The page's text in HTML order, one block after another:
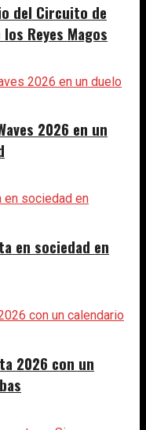
del Circuito de
Reyes Magos
2026 en un
en sociedad en
2026 con un